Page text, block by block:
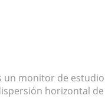
un monitor de
horizontal